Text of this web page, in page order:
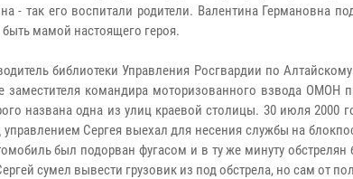
- так его воспитали родители. Валентина Германовна
мамой настоящего героя.
библиотеки Управления Росгвардии по
заместителя командира моторизованного взвода ОМОН
названа одна из улиц краевой столицы. 30 июля 2000
Сергея выехал для несения службы на
был подорван фугасом и в ту же минуту
сумел вывести грузовик из под обстрела, но сам от